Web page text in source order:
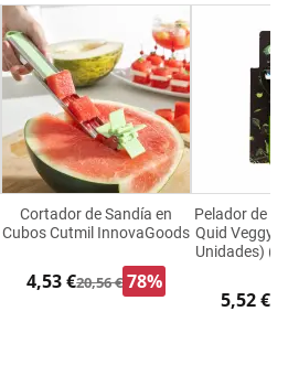
Cortador de Sandía en
Cubos Cutmil InnovaGoods
4,53 €20,56 € 78%
Pelador de
Quid Veggy
Unidades)
5,52 €